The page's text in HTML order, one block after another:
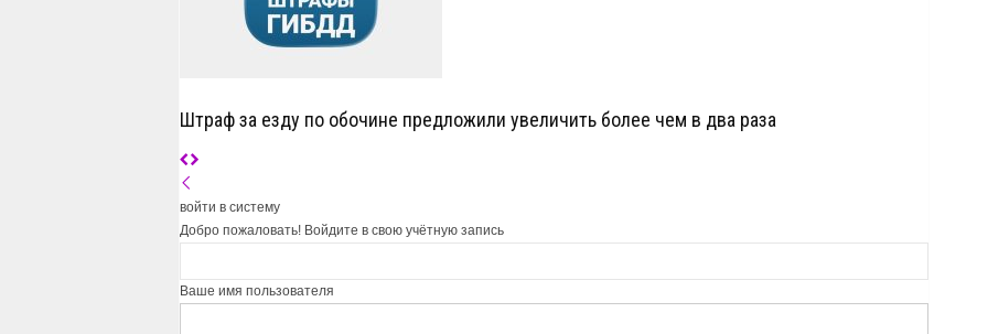
Штраф за езду по обочине предложили увеличить более чем в два раза
войти в систему
Добро пожаловать! Войдите в свою учётную запись
Ваше имя пользователя